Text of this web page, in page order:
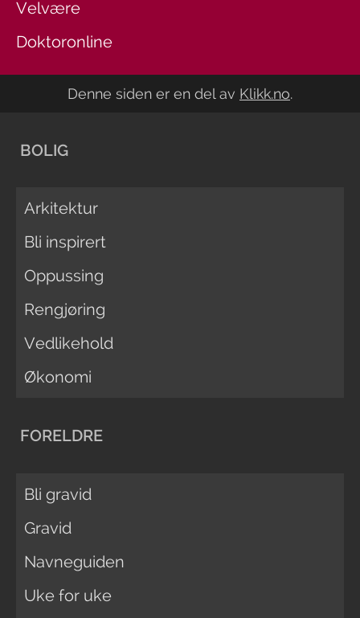
Velvære
Doktoronline
Denne siden er en del av Klikk.no.
BOLIG
Arkitektur
Bli inspirert
Oppussing
Rengjøring
Vedlikehold
Økonomi
FORELDRE
Bli gravid
Gravid
Navneguiden
Uke for uke